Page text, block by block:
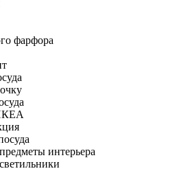
фарфора
интерьера